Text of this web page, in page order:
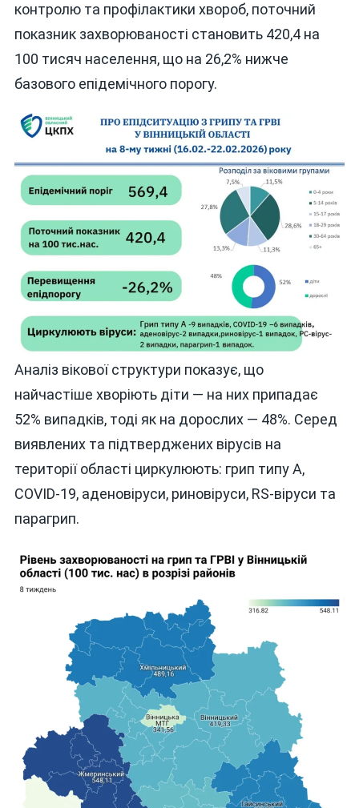
контролю та профілактики хвороб, поточний
показник захворюваності становить 420,4 на
100 тисяч населення, що на 26,2% нижче
базового епідемічного порогу.
Аналіз вікової структури показує, що
найчастіше хворіють діти — на них припадає
52% випадків, тоді як на дорослих — 48%. Серед
виявлених та підтверджених вірусів на
території області циркулюють: грип типу А,
COVID-19, аденовіруси, риновіруси, RS-віруси та
парагрип.